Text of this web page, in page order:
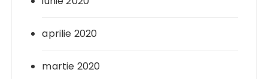
aprilie 2020
martie 2020